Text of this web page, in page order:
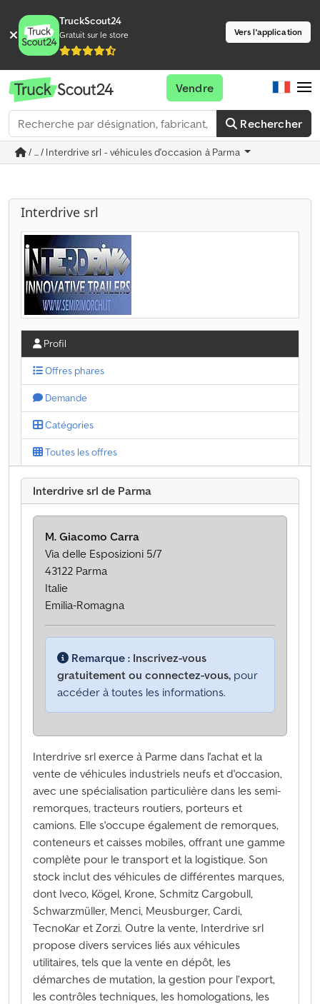
TruckScout24
Gratuit sur le store Vers l'application
Rechercher
Vendre
/ ... / Interdrive srl - véhicules d'occasion à Parma
Interdrive srl
Profil
Offres phares
Demande
Catégories
Toutes les offres
Interdrive srl de Parma
Interdrive srl exerce à Parme dans l'achat et la
vente de véhicules industriels neufs et d'occasion,
avec une spécialisation particulière dans les semi-
remorques, tracteurs routiers, porteurs et
camions. Elle s'occupe également de remorques,
conteneurs et caisses mobiles, offrant une gamme
complète pour le transport et la logistique. Son
stock inclut des véhicules de différentes marques,
dont Iveco, Kögel, Krone, Schmitz Cargobull,
Schwarzmüller, Menci, Meusburger, Cardi,
TecnoKar et Zorzi. Outre la vente, Interdrive srl
propose divers services liés aux véhicules
utilitaires, tels que la vente en dépôt, les
démarches de mutation, la gestion pour l’export,
les contrôles techniques, les homologations, les
M. Giacomo Carra
Via delle Esposizioni 5/7
43122 Parma
Italie
Emilia-Romagna
Remarque : Inscrivez-vous
gratuitement ou connectez-vous, pour
accéder à toutes les informations.